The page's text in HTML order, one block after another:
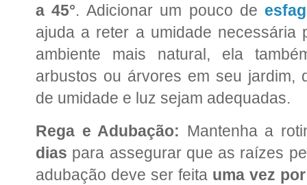
a 45°. Adicionar um pouco de
ajuda a reter a umidade necessária
ambiente mais natural, ela
arbustos ou árvores em seu jardim,
de umidade e luz sejam adequadas.
Rega e Adubação: Mantenha a
dias para assegurar que as raízes
adubação deve ser feita uma vez